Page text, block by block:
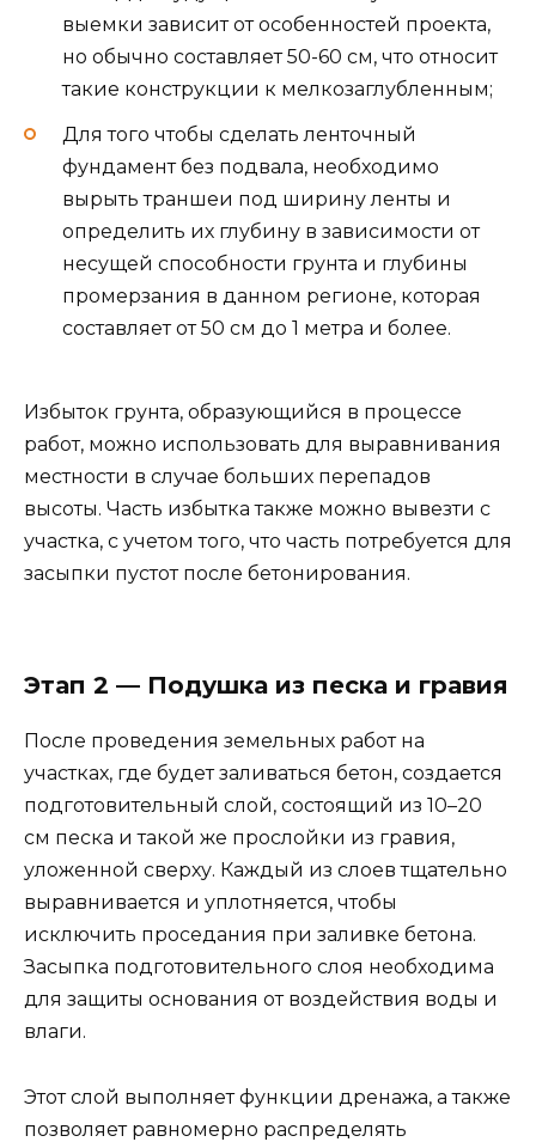
выемки зависит от особенностей проекта,
но обычно составляет 50-60 см, что относит
такие конструкции к мелкозаглубленным;
Для того чтобы сделать ленточный
фундамент без подвала, необходимо
вырыть траншеи под ширину ленты и
определить их глубину в зависимости от
несущей способности грунта и глубины
промерзания в данном регионе, которая
составляет от 50 см до 1 метра и более.
Избыток грунта, образующийся в процессе
работ, можно использовать для выравнивания
местности в случае больших перепадов
высоты. Часть избытка также можно вывезти с
участка, с учетом того, что часть потребуется для
засыпки пустот после бетонирования.
Этап 2 — Подушка из песка и гравия
После проведения земельных работ на
участках, где будет заливаться бетон, создается
подготовительный слой, состоящий из 10–20
см песка и такой же прослойки из гравия,
уложенной сверху. Каждый из слоев тщательно
выравнивается и уплотняется, чтобы
исключить проседания при заливке бетона.
Засыпка подготовительного слоя необходима
для защиты основания от воздействия воды и
влаги.
Этот слой выполняет функции дренажа, а также
позволяет равномерно распределять